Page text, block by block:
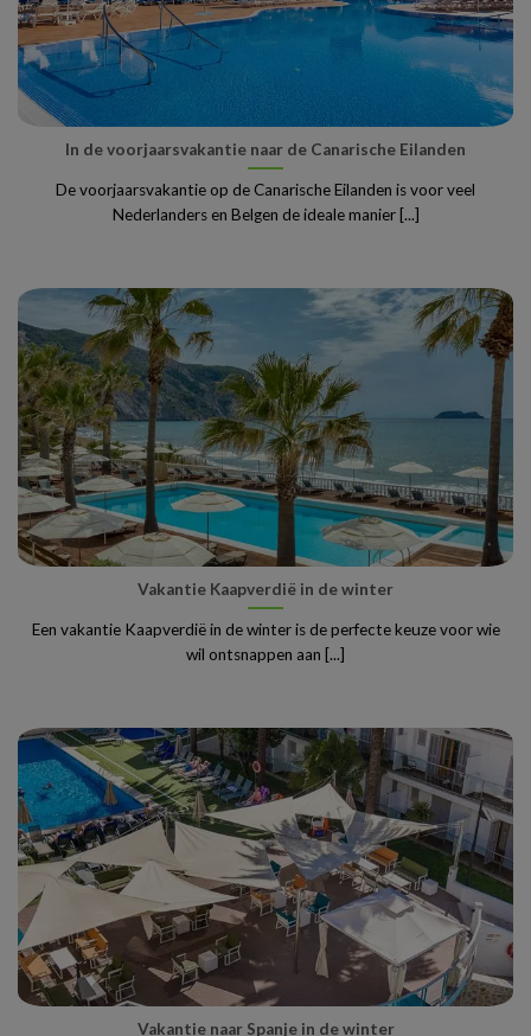
In de voorjaarsvakantie naar de Canarische Eilanden
De voorjaarsvakantie op de Canarische Eilanden is voor veel
Nederlanders en Belgen de ideale manier [...]
Vakantie Kaapverdië in de winter
Een vakantie Kaapverdië in de winter is de perfecte keuze voor wie
wil ontsnappen aan [...]
Vakantie naar Spanje in de winter